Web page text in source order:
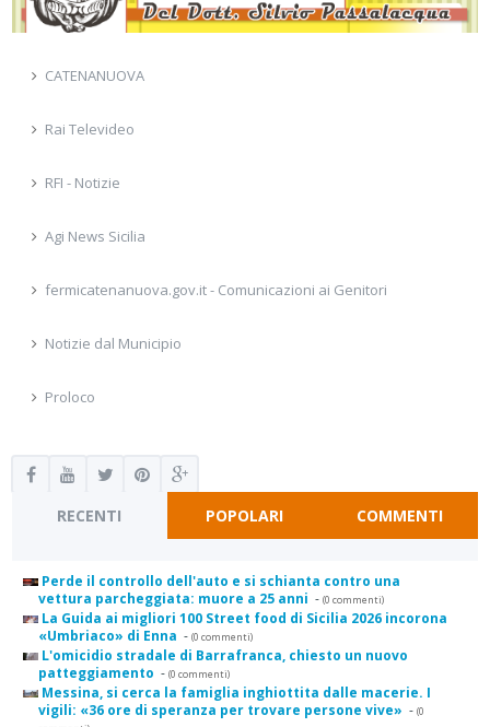
CATENANUOVA
Rai Televideo
RFI - Notizie
Agi News Sicilia
fermicatenanuova.gov.it - Comunicazioni ai Genitori
Notizie dal Municipio
Proloco
RECENTI POPOLARI COMMENTI
Perde il controllo dell'auto e si schianta contro una
vettura parcheggiata: muore a 25 anni - (0 commenti)
La Guida ai migliori 100 Street food di Sicilia 2026 incorona
«Umbriaco» di Enna - (0 commenti)
L'omicidio stradale di Barrafranca, chiesto un nuovo
patteggiamento - (0 commenti)
Messina, si cerca la famiglia inghiottita dalle macerie. I
vigili: «36 ore di speranza per trovare persone vive» - (0